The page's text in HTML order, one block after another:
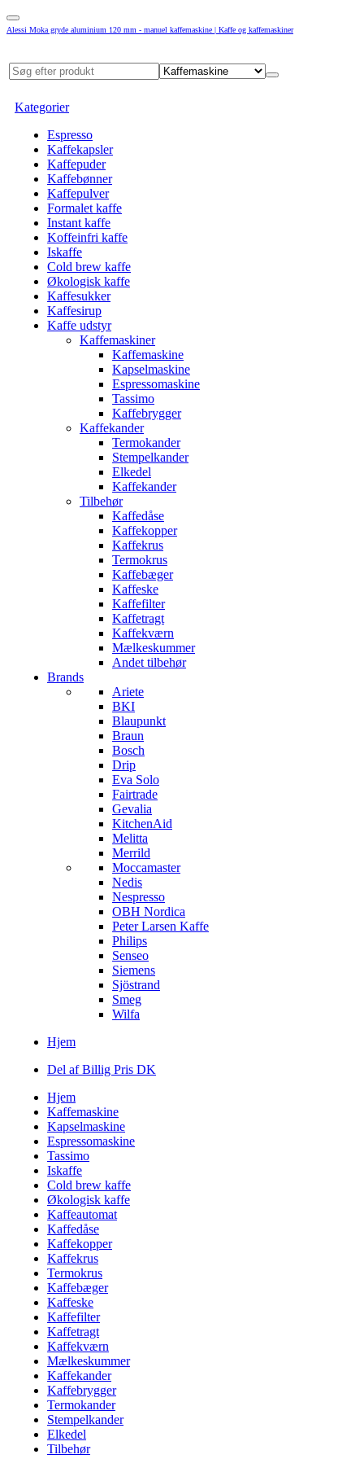
Alessi Moka gryde aluminium 120 mm - manuel kaffemaskine | Kaffe og kaffemaskiner
Kategorier
Espresso
Kaffekapsler
Kaffepuder
Kaffebønner
Kaffepulver
Formalet kaffe
Instant kaffe
Koffeinfri kaffe
Iskaffe
Cold brew kaffe
Økologisk kaffe
Kaffesukker
Kaffesirup
Kaffe udstyr
Kaffemaskiner
Kaffemaskine
Kapselmaskine
Espressomaskine
Tassimo
Kaffebrygger
Kaffekander
Termokander
Stempelkander
Elkedel
Kaffekander
Tilbehør
Kaffedåse
Kaffekopper
Kaffekrus
Termokrus
Kaffebæger
Kaffeske
Kaffefilter
Kaffetragt
Kaffekværn
Mælkeskummer
Andet tilbehør
Brands
Ariete
BKI
Blaupunkt
Braun
Bosch
Drip
Eva Solo
Fairtrade
Gevalia
KitchenAid
Melitta
Merrild
Moccamaster
Nedis
Nespresso
OBH Nordica
Peter Larsen Kaffe
Philips
Senseo
Siemens
Sjöstrand
Smeg
Wilfa
Hjem
Del af Billig Pris DK
Hjem
Kaffemaskine
Kapselmaskine
Espressomaskine
Tassimo
Iskaffe
Cold brew kaffe
Økologisk kaffe
Kaffeautomat
Kaffedåse
Kaffekopper
Kaffekrus
Termokrus
Kaffebæger
Kaffeske
Kaffefilter
Kaffetragt
Kaffekværn
Mælkeskummer
Kaffekander
Kaffebrygger
Termokander
Stempelkander
Elkedel
Tilbehør